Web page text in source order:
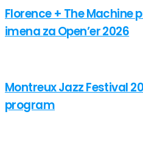
Florence + The Machine
imena za Open’er 2026
Montreux Jazz Festival
program